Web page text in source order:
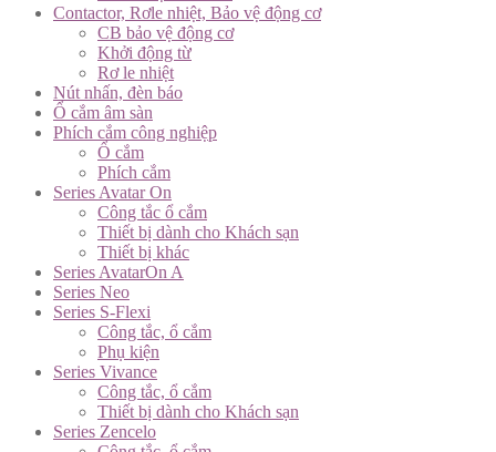
Contactor, Rơle nhiệt, Bảo vệ động cơ
CB bảo vệ động cơ
Khởi động từ
Rơ le nhiệt
Nút nhấn, đèn báo
Ổ cắm âm sàn
Phích cắm công nghiệp
Ổ cắm
Phích cắm
Series Avatar On
Công tắc ổ cắm
Thiết bị dành cho Khách sạn
Thiết bị khác
Series AvatarOn A
Series Neo
Series S-Flexi
Công tắc, ổ cắm
Phụ kiện
Series Vivance
Công tắc, ổ cắm
Thiết bị dành cho Khách sạn
Series Zencelo